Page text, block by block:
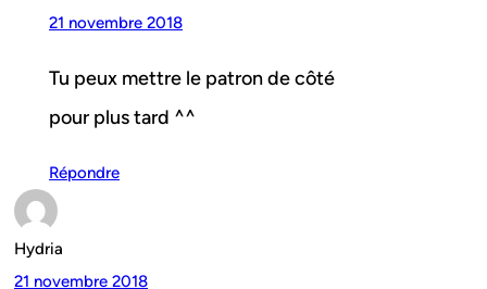
21 novembre 2018
Tu peux mettre le patron de côté
pour plus tard ^^
Répondre
Hydria
21 novembre 2018